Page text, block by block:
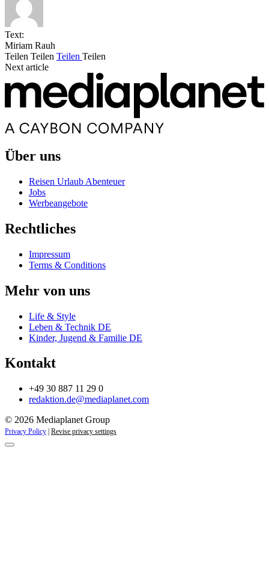
Text:
Miriam Rauh
Teilen Teilen Teilen Teilen
Next article
Über uns
Reisen Urlaub Abenteuer
Jobs
Werbeangebote
Rechtliches
Impressum
Terms & Conditions
Mehr von uns
Life & Style
Leben & Technik DE
Kinder, Jugend & Familie DE
Kontakt
+49 30 887 11 29 0
redaktion.de@mediaplanet.com
© 2026 Mediaplanet Group
Privacy Policy Revise privacy settings